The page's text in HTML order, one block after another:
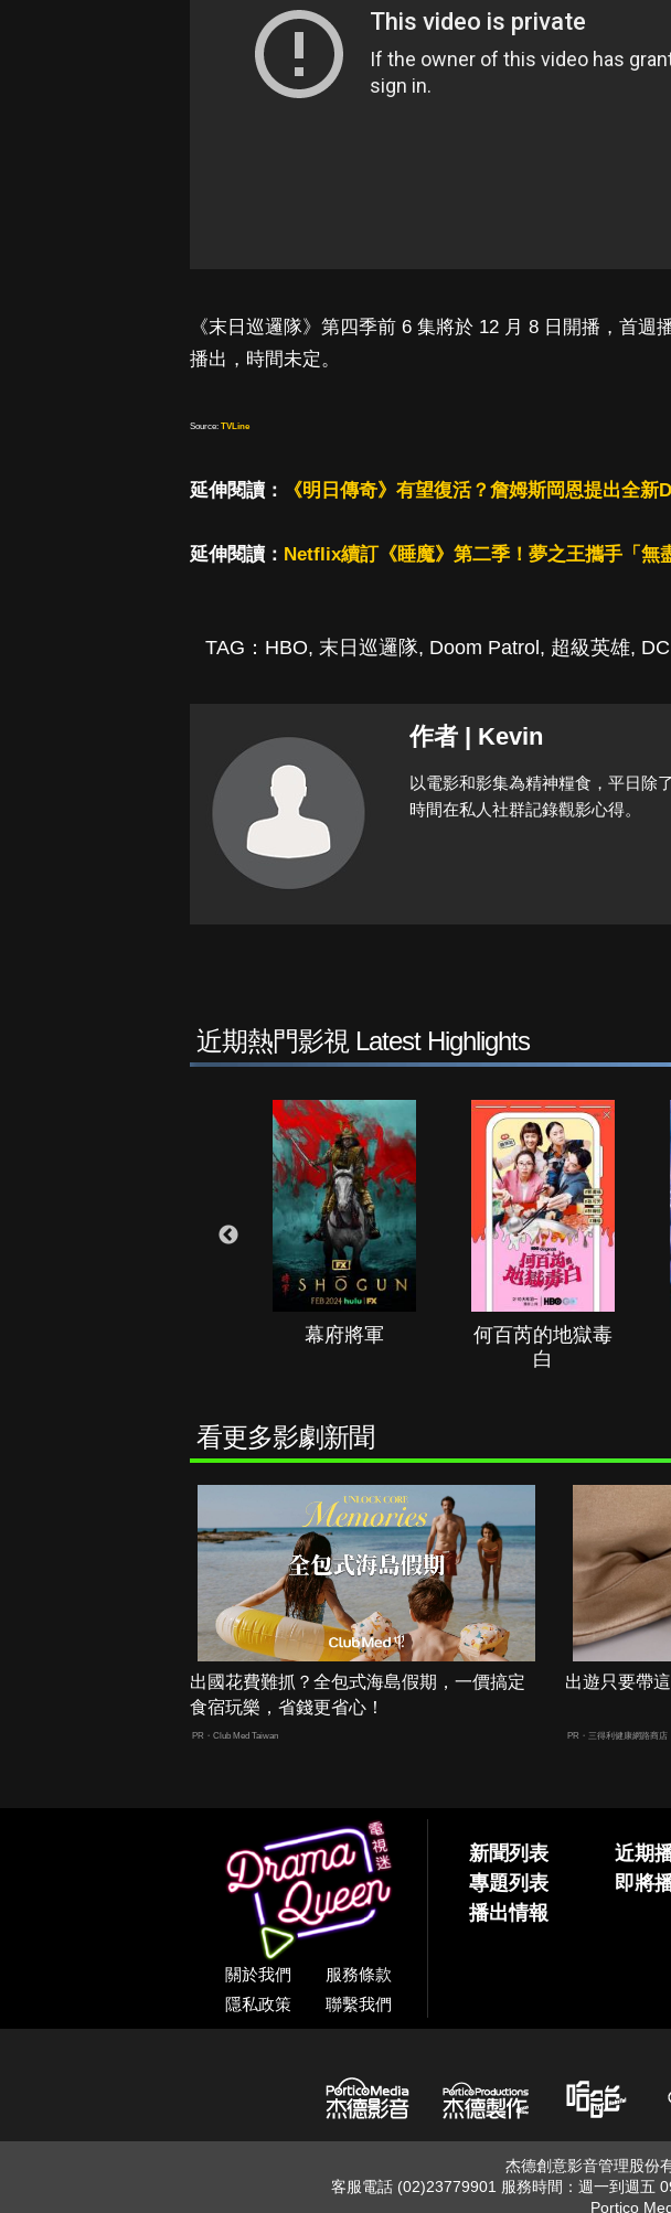
《末日巡邏隊》第四季前 6 集將於 12 月 8 日開播，首週
播出，時間未定。
Source: TVLine
延伸閱讀： 《明日傳奇》有望復活？詹姆斯岡恩提出全新
延伸閱讀： Netflix續訂《睡魔》第二季！夢之王攜手「無
TAG： HBO, 末日巡邏隊, Doom Patrol, 超級英雄, DC
作者 | Kevin
以電影和影集為精神糧食，平日除
時間在私人社群記錄觀影心得。
近期熱門影視 Latest Highlights
幕府將軍
何百芮的地獄毒
白
看更多影劇新聞
出國花費難抓？全包式海島假期，一價搞定
食宿玩樂，省錢更省心！
PR・Club Med Taiwan
出遊只要帶
PR・三得利健康網路商店
關於我們
服務條款
隱私政策
聯繫我們
新聞列表
專題列表
播出情報
近期
即將
杰德創意影音管理股份
客服電話 (02)23779901 服務時間：週一到週五
Portico